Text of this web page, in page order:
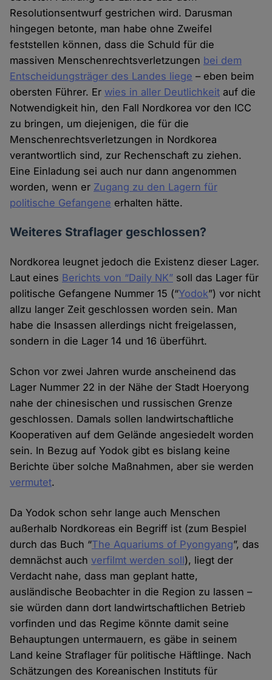
Resolutionsentwurf gestrichen wird. Darusman
hingegen betonte, man habe ohne Zweifel
feststellen können, dass die Schuld für die
massiven Menschenrechtsverletzungen bei dem
Entscheidungsträger des Landes liege – eben beim
obersten Führer. Er wies in aller Deutlichkeit auf die
Notwendigkeit hin, den Fall Nordkorea vor den ICC
zu bringen, um diejenigen, die für die
Menschenrechtsverletzungen in Nordkorea
verantwortlich sind, zur Rechenschaft zu ziehen.
Eine Einladung sei auch nur dann angenommen
worden, wenn er Zugang zu den Lagern für
politische Gefangene erhalten hätte.
Weiteres Straflager geschlossen?
Nordkorea leugnet jedoch die Existenz dieser Lager.
Laut eines Berichts von “Daily NK” soll das Lager für
politische Gefangene Nummer 15 (“Yodok”) vor nicht
allzu langer Zeit geschlossen worden sein. Man
habe die Insassen allerdings nicht freigelassen,
sondern in die Lager 14 und 16 überführt.
Schon vor zwei Jahren wurde anscheinend das
Lager Nummer 22 in der Nähe der Stadt Hoeryong
nahe der chinesischen und russischen Grenze
geschlossen. Damals sollen landwirtschaftliche
Kooperativen auf dem Gelände angesiedelt worden
sein. In Bezug auf Yodok gibt es bislang keine
Berichte über solche Maßnahmen, aber sie werden
vermutet.
Da Yodok schon sehr lange auch Menschen
außerhalb Nordkoreas ein Begriff ist (zum Bespiel
durch das Buch “The Aquariums of Pyongyang”, das
demnächst auchverfilmt werden soll), liegt der
Verdacht nahe, dass man geplant hatte,
ausländische Beobachter in die Region zu lassen –
sie würden dann dort landwirtschaftlichen Betrieb
vorfinden und das Regime könnte damit seine
Behauptungen untermauern, es gäbe in seinem
Land keine Straflager für politische Häftlinge. Nach
Schätzungen des Koreanischen Instituts für